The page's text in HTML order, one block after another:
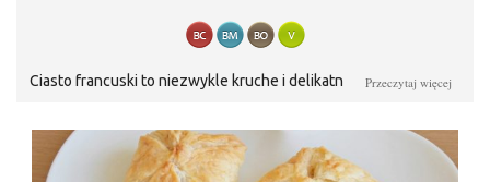
Ciasto francuski to niezwykle kruche i delikatne ciasto, które ma
wytrawnych jak i słodkich wypieków. Sakiewki z ciasta
francuskiego to bardzo popularna we Francji przystawka.
Podstawą jest zawsze ciasto francuskie z przeróżnymi farszami
Przeczytaj więcej